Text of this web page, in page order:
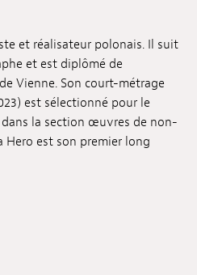
et réalisateur polonais. Il suit
et est diplômé de
Vienne. Son court-métrage
est sélectionné pour le
dans la section œuvres de non-
est son premier long